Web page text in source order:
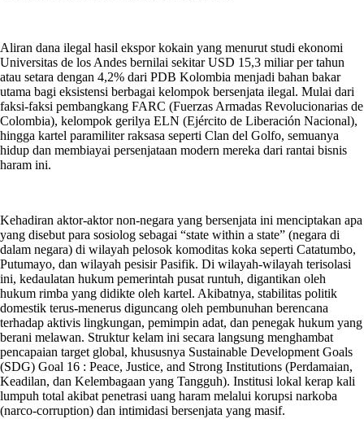
Aliran dana ilegal hasil ekspor kokain yang menurut studi ekonomi
Universitas de los Andes bernilai sekitar USD 15,3 miliar per tahun
atau setara dengan 4,2% dari PDB Kolombia menjadi bahan bakar
utama bagi eksistensi berbagai kelompok bersenjata ilegal. Mulai dari
faksi-faksi pembangkang FARC (Fuerzas Armadas Revolucionarias de
Colombia), kelompok gerilya ELN (Ejército de Liberación Nacional),
hingga kartel paramiliter raksasa seperti Clan del Golfo, semuanya
hidup dan membiayai persenjataan modern mereka dari rantai bisnis
haram ini.
Kehadiran aktor-aktor non-negara yang bersenjata ini menciptakan apa
yang disebut para sosiolog sebagai “state within a state” (negara di
dalam negara) di wilayah pelosok komoditas koka seperti Catatumbo,
Putumayo, dan wilayah pesisir Pasifik. Di wilayah-wilayah terisolasi
ini, kedaulatan hukum pemerintah pusat runtuh, digantikan oleh
hukum rimba yang didikte oleh kartel. Akibatnya, stabilitas politik
domestik terus-menerus diguncang oleh pembunuhan berencana
terhadap aktivis lingkungan, pemimpin adat, dan penegak hukum yang
berani melawan. Struktur kelam ini secara langsung menghambat
pencapaian target global, khususnya Sustainable Development Goals
(SDG) Goal 16 : Peace, Justice, and Strong Institutions (Perdamaian,
Keadilan, dan Kelembagaan yang Tangguh). Institusi lokal kerap kali
lumpuh total akibat penetrasi uang haram melalui korupsi narkoba
(narco-corruption) dan intimidasi bersenjata yang masif.